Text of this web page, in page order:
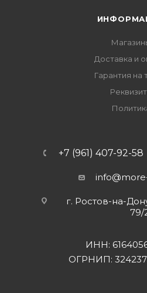
Доставка и
Гарантия на
+7 (961) 407-92-58
г. Ростов-на-
79/
ИНН:
ОГРНИП: